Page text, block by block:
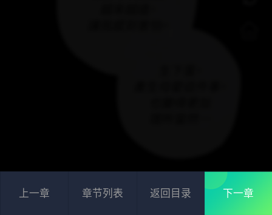
上一章 章节列表 返回目录 下一章